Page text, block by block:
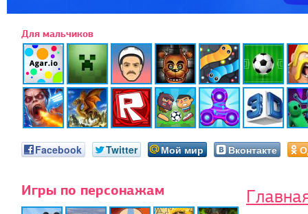
Для мальчиков
Facebook Twitter Мой мир Вконтакте
Игры по персонажам